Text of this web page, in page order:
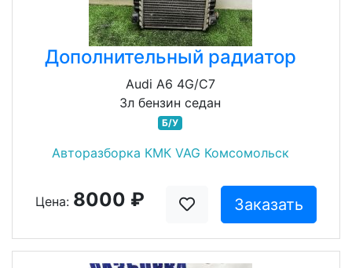
Дополнительный радиатор
Audi A6 4G/C7
3л бензин седан
Б/У
Авторазборка КМК VAG Комсомольск
Цена: 8000 ₽ Заказать